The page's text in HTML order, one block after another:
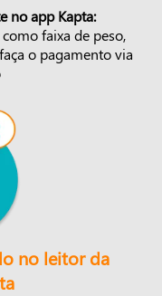
no app Kapta:
faixa de peso,
o pagamento via
no leitor da